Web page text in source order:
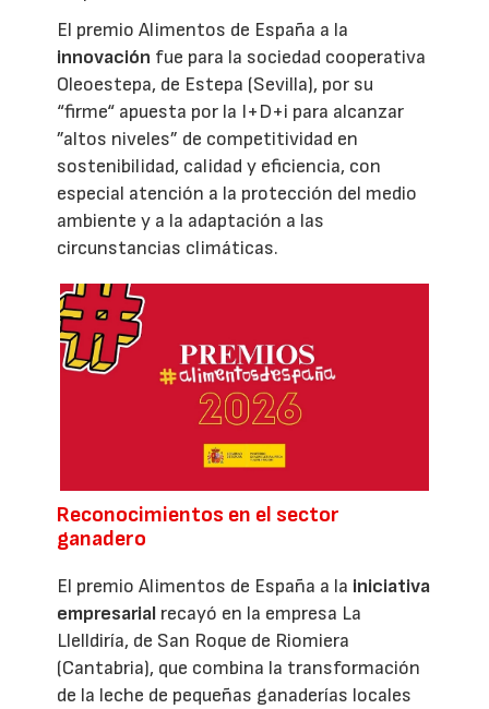
El premio Alimentos de España a la
innovación fue para la sociedad cooperativa
Oleoestepa, de Estepa (Sevilla), por su
“firme“ apuesta por la I+D+i para alcanzar
”altos niveles” de competitividad en
sostenibilidad, calidad y eficiencia, con
especial atención a la protección del medio
ambiente y a la adaptación a las
circunstancias climáticas.
Reconocimientos en el sector
ganadero
El premio Alimentos de España a la iniciativa
empresarial recayó en la empresa La
Llelldiría, de San Roque de Riomiera
(Cantabria), que combina la transformación
de la leche de pequeñas ganaderías locales